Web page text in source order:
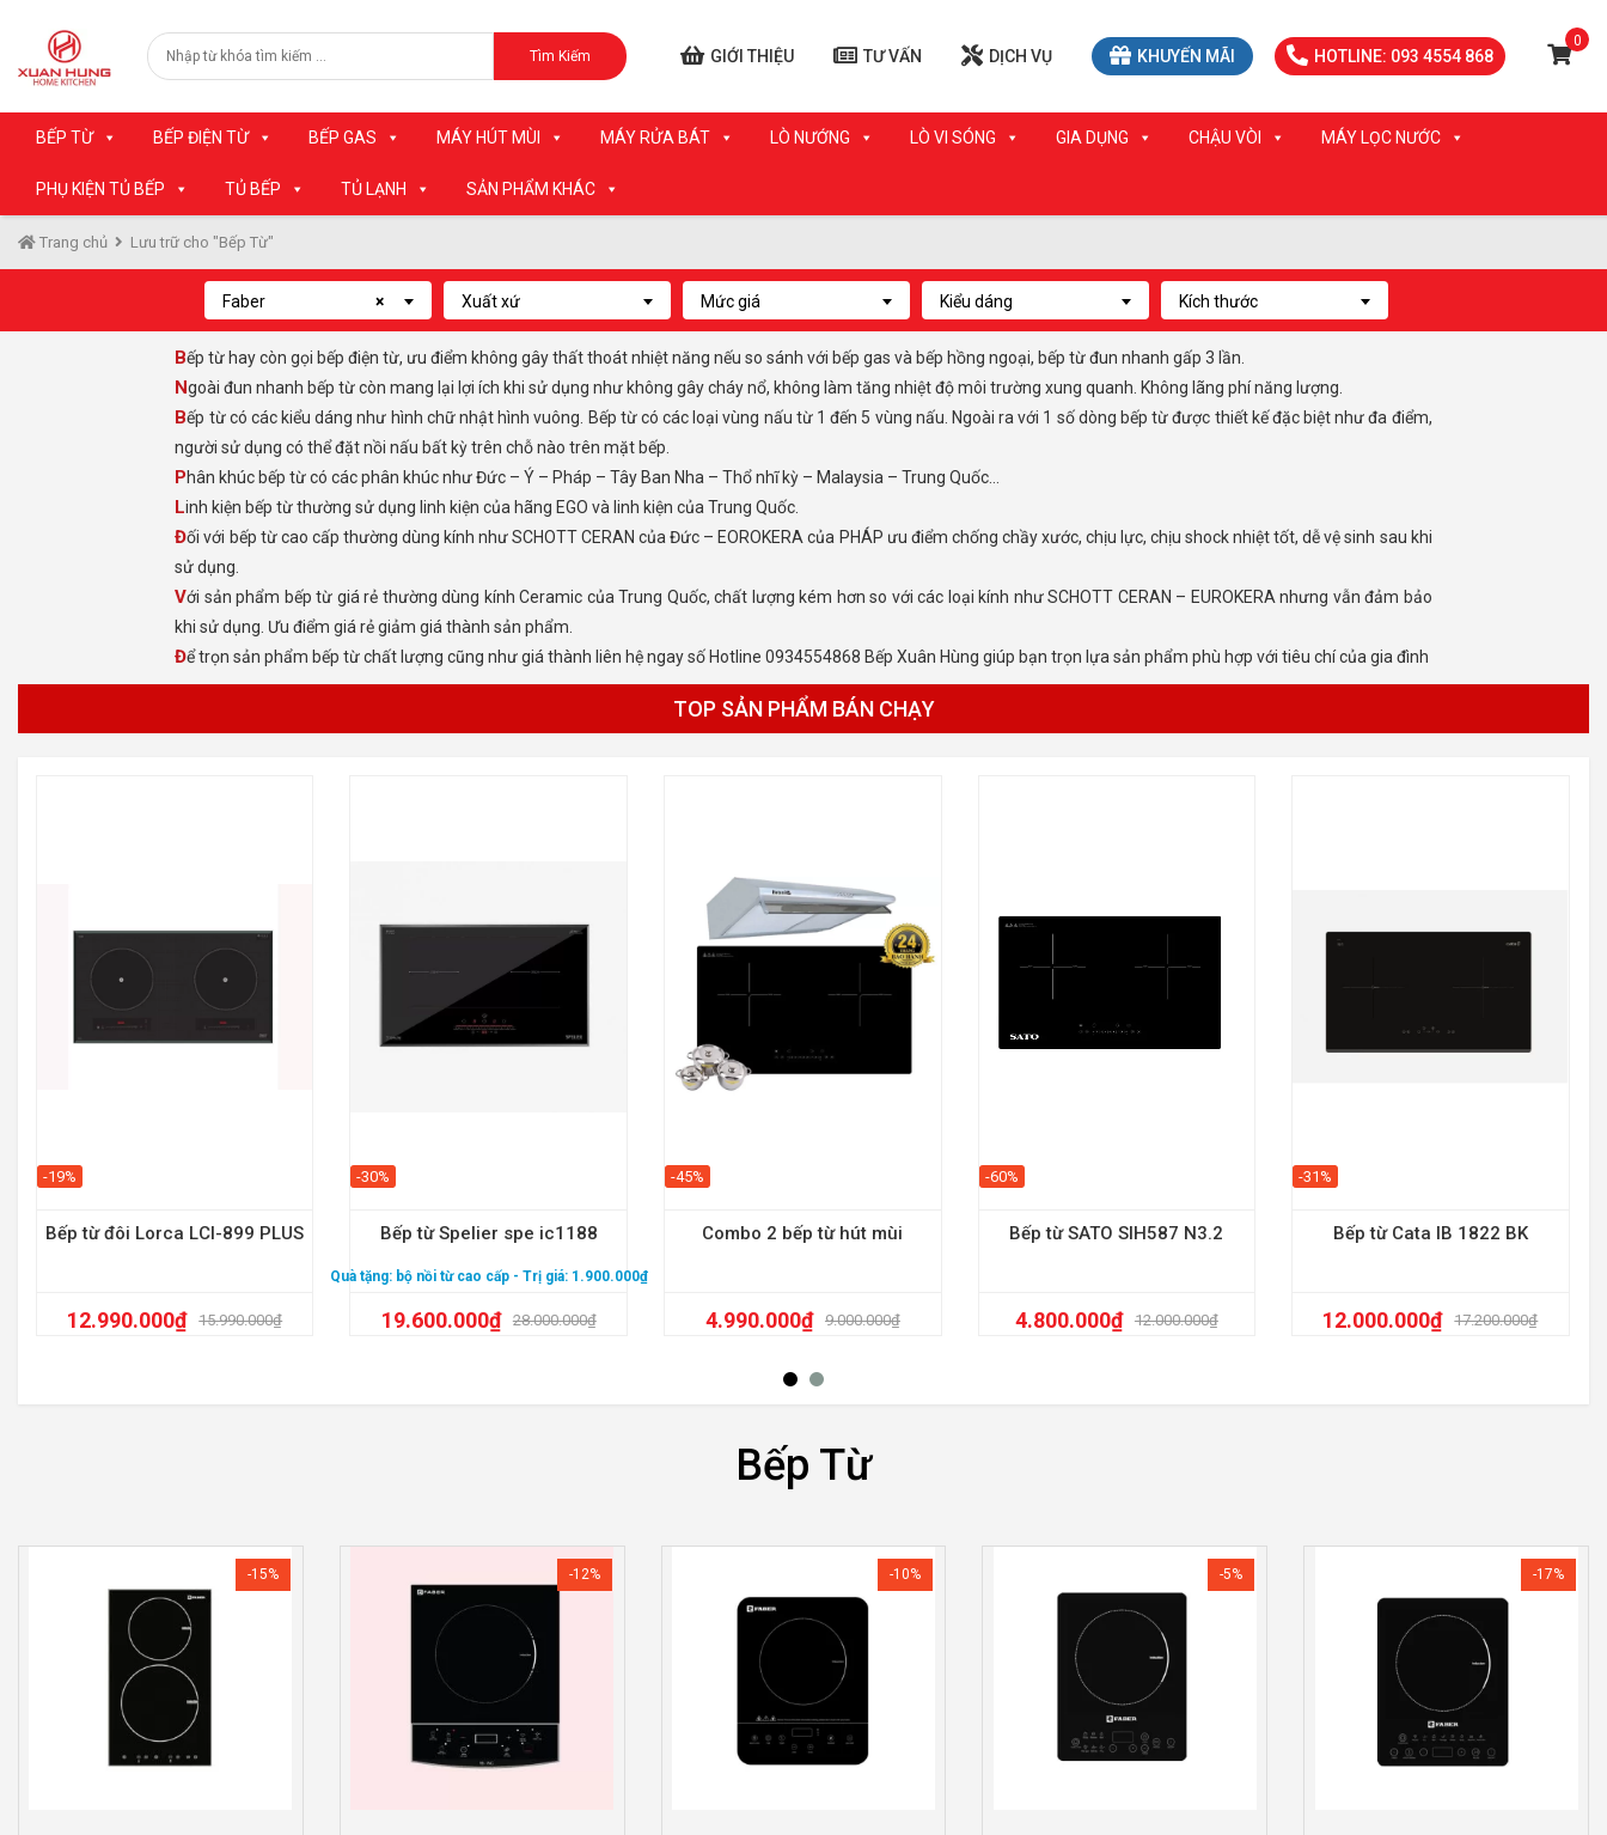
Tìm Kiếm GIỚI THIỆU TƯ VẤN DỊCH VỤ KHUYẾN MÃI HOTLINE: 093 4554 868
0
BẾP TỪ BẾP ĐIỆN TỪ BẾP GAS MÁY HÚT MÙI MÁY RỬA BÁT LÒ NƯỚNG LÒ VI SÓNG GIA DỤNG CHẬU VÒI MÁY LỌC NƯỚC
PHỤ KIỆN TỦ BẾP TỦ BẾP TỦ LẠNH SẢN PHẨM KHÁC
Trang chủ Lưu trữ cho "Bếp Từ"
×
Faber Xuất xứ Mức giá Kiểu dáng Kích thước
Bếp từ hay còn gọi bếp điện từ, ưu điểm không gây thất thoát nhiệt năng nếu so sánh với bếp gas và bếp hồng ngoại, bếp từ đun nhanh gấp 3 lần.
Ngoài đun nhanh bếp từ còn mang lại lợi ích khi sử dụng như không gây cháy nổ, không làm tăng nhiệt độ môi trường xung quanh. Không lãng phí năng lượng.
Bếp từ có các kiểu dáng như hình chữ nhật hình vuông. Bếp từ có các loại vùng nấu từ 1 đến 5 vùng nấu. Ngoài ra với 1 số dòng bếp từ được thiết kế đặc biệt như đa điểm,
người sử dụng có thể đặt nồi nấu bất kỳ trên chỗ nào trên mặt bếp.
Phân khúc bếp từ có các phân khúc như Đức – Ý – Pháp – Tây Ban Nha – Thổ nhĩ kỳ – Malaysia – Trung Quốc…
Linh kiện bếp từ thường sử dụng linh kiện của hãng EGO và linh kiện của Trung Quốc.
Đối với bếp từ cao cấp thường dùng kính như SCHOTT CERAN của Đức – EOROKERA của PHÁP ưu điểm chống chầy xước, chịu lực, chịu shock nhiệt tốt, dễ vệ sinh sau khi
sử dụng.
Với sản phẩm bếp từ giá rẻ thường dùng kính Ceramic của Trung Quốc, chất lượng kém hơn so với các loại kính như SCHOTT CERAN – EUROKERA nhưng vẫn đảm bảo
khi sử dụng. Ưu điểm giá rẻ giảm giá thành sản phẩm.
Để trọn sản phẩm bếp từ chất lượng cũng như giá thành liên hệ ngay số Hotline 0934554868 Bếp Xuân Hùng giúp bạn trọn lựa sản phẩm phù hợp với tiêu chí của gia đình
TOP SẢN PHẨM BÁN CHẠY
-19%
Bếp từ đôi Lorca LCI-899 PLUS
15.990.000₫
12.990.000₫
-30%
Bếp từ Spelier spe ic1188
Quà tặng: bộ nồi từ cao cấp - Trị giá: 1.900.000₫
28.000.000₫
19.600.000₫
-45%
Combo 2 bếp từ hút mùi
9.000.000₫
4.990.000₫
-60%
Bếp từ SATO SIH587 N3.2
12.000.000₫
4.800.000₫
-31%
Bếp từ Cata IB 1822 BK
17.200.000₫
12.000.000₫
Bếp Từ
-15% -12% -10% -5% -17%